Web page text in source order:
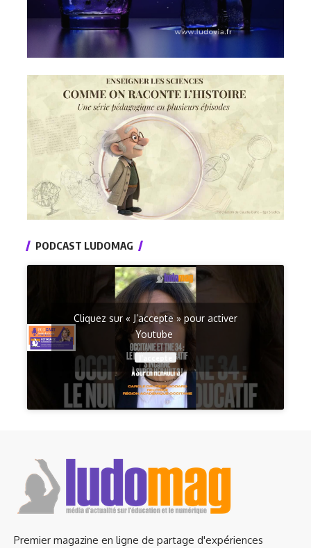
PODCAST LUDOMAG
Cliquez sur « J’accepte » pour activer
Youtube
Premier magazine en ligne de partage d'expériences